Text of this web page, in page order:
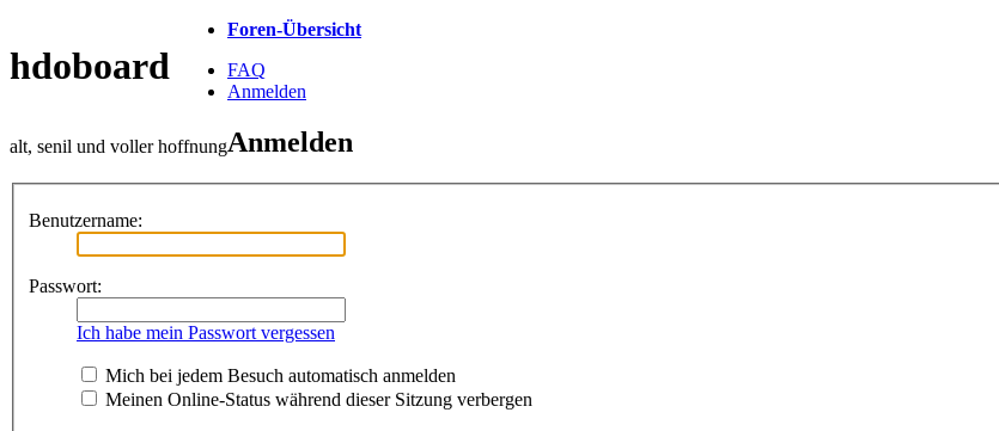
hdoboard
alt, senil und voller hoffnung
Foren-Übersicht
FAQ
Anmelden
Anmelden
Benutzername:
Passwort:
Ich habe mein Passwort vergessen
Mich bei jedem Besuch automatisch anmelden
Meinen Online-Status während dieser Sitzung verbergen